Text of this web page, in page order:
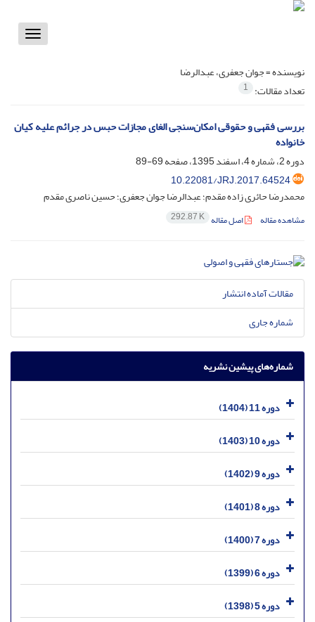
Toggle
نویسنده =جوان جعفری، عبدالرضا
تعداد مقالات: 1
بررسی فقهی و حقوقی امکان‌سنجی الغای مجازات حبس در جرائم‌ علیه کیان
خانواده
دوره 2، شماره 4، اسفند 1395، صفحه
69-89
10.22081/JRJ.2017.64524
محمدرضا حائری زاده مقدم؛ عبدالرضا جوان جعفری؛ حسین ناصری مقدم
مشاهده مقاله اصل مقاله 292.87 K
مقالات آماده انتشار
شماره جاری
شماره‌های پیشین نشریه
دوره 11 (1404)
دوره 10 (1403)
دوره 9 (1402)
دوره 8 (1401)
دوره 7 (1400)
دوره 6 (1399)
دوره 5 (1398)